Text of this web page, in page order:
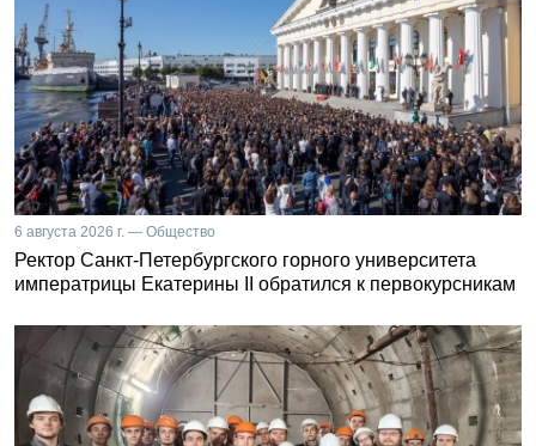
6 августа 2026 г. — Общество
Ректор Санкт-Петербургского горного университета
императрицы Екатерины II обратился к первокурсникам